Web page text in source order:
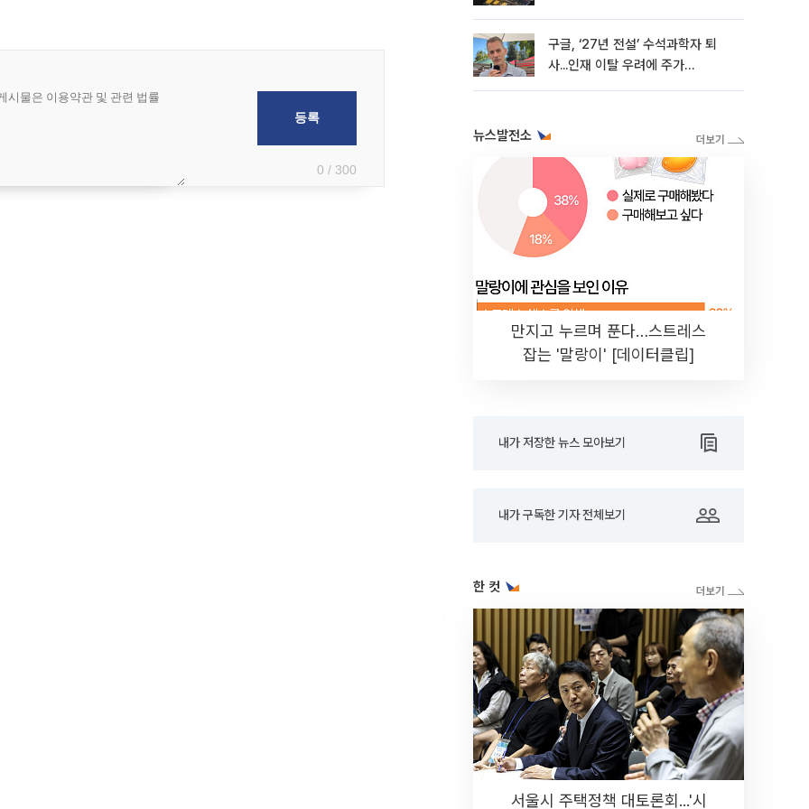
0 / 300
구글, ‘27년 전설’ 수석과학자 퇴
사...인재 이탈 우려에 주가
뉴스발전소
만지고 누르며 푼다…스트레스
잡는 '말랑이' [데이터클립]
내가 저장한 뉴스 모아보기
내가 구독한 기자 전체보기
한 컷
서울시 주택정책 대토론회...'시